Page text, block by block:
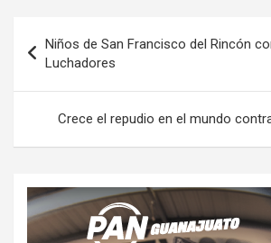
de
entradas
Niños de San Francisco del Rincón
Luchadores
Crece el repudio en el mundo